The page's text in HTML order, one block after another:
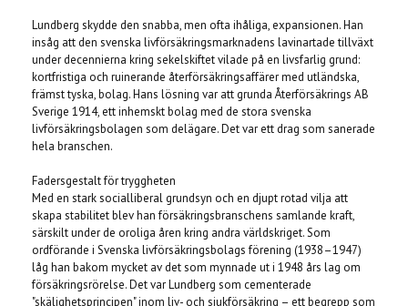
Lundberg skydde den snabba, men ofta ihåliga, expansionen. Han
insåg att den svenska livförsäkringsmarknadens lavinartade tillväxt
under decennierna kring sekelskiftet vilade på en livsfarlig grund:
kortfristiga och ruinerande återförsäkringsaffärer med utländska,
främst tyska, bolag. Hans lösning var att grunda Återförsäkrings AB
Sverige 1914, ett inhemskt bolag med de stora svenska
livförsäkringsbolagen som delägare. Det var ett drag som sanerade
hela branschen.
Fadersgestalt för tryggheten
Med en stark socialliberal grundsyn och en djupt rotad vilja att
skapa stabilitet blev han försäkringsbranschens samlande kraft,
särskilt under de oroliga åren kring andra världskriget. Som
ordförande i Svenska livförsäkringsbolags förening (1938–1947)
låg han bakom mycket av det som mynnade ut i 1948 års lag om
försäkringsrörelse. Det var Lundberg som cementerade
"skälighetsprincipen" inom liv- och sjukförsäkring – ett begrepp som